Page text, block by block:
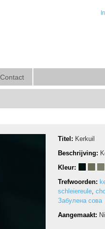
Contact
Titel: Kerkuil
Beschrijving:
Kleur:
Trefwoorden:
schleiereule,
Забулена сова
Aangemaakt: